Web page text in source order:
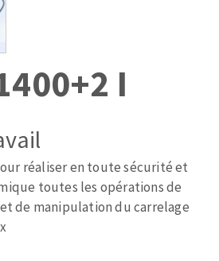
à ruban
APPLIQUÉS
papier
mm
et patins
ABRASIFS
agglomérés
I
réaliser en toute sécurité et
toutes les opérations de
de manipulation du carrelage